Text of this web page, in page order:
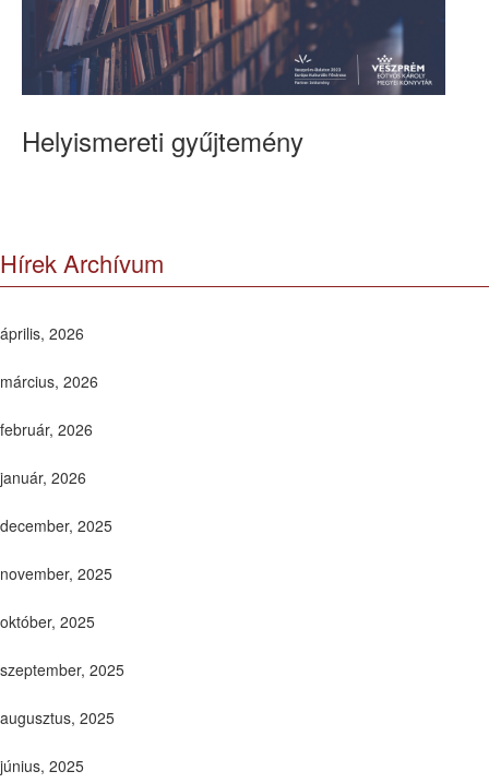
Helyismereti gyűjtemény
Hírek Archívum
április, 2026
március, 2026
február, 2026
január, 2026
december, 2025
november, 2025
október, 2025
szeptember, 2025
augusztus, 2025
június, 2025